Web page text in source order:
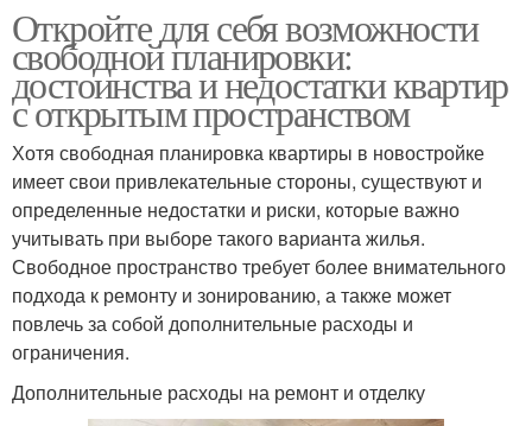
Откройте для себя возможности
свободной планировки:
достоинства и недостатки квартир
с открытым пространством
Хотя свободная планировка квартиры в новостройке
имеет свои привлекательные стороны, существуют и
определенные недостатки и риски, которые важно
учитывать при выборе такого варианта жилья.
Свободное пространство требует более внимательного
подхода к ремонту и зонированию, а также может
повлечь за собой дополнительные расходы и
ограничения.
Дополнительные расходы на ремонт и отделку